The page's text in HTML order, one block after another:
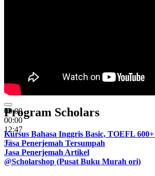
00:00
00:00
12:47
Program Scholars
Kursus Bahasa Inggris Basic, TOEFL
Jasa Penerjemah Tersumpah
Jasa Penerjemah Artikel
@Scholarshop (Pusat Buku Murah ori)